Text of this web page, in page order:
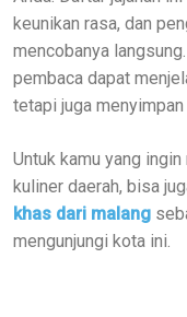
keunikan rasa, dan
mencobanya
pembaca dapat
tetapi juga menyimpan
Untuk kamu yang
kuliner daerah, bisa
khas dari malang
mengunjungi kota ini.